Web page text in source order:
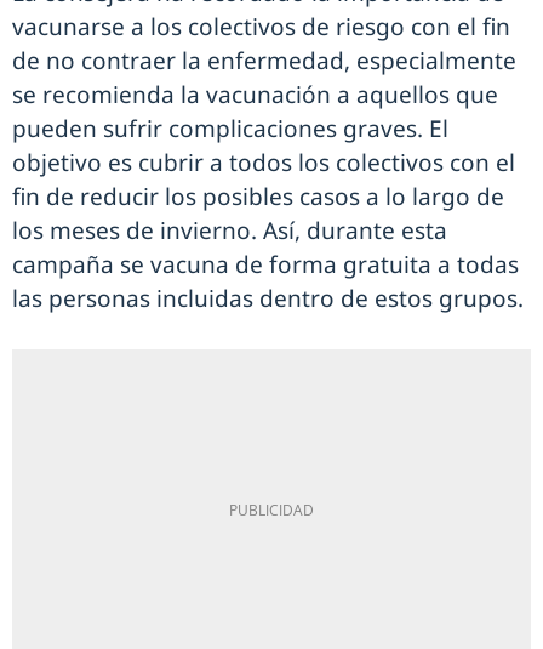
vacunarse a los colectivos de riesgo con el fin
de no contraer la enfermedad, especialmente
se recomienda la vacunación a aquellos que
pueden sufrir complicaciones graves. El
objetivo es cubrir a todos los colectivos con el
fin de reducir los posibles casos a lo largo de
los meses de invierno. Así, durante esta
campaña se vacuna de forma gratuita a todas
las personas incluidas dentro de estos grupos.